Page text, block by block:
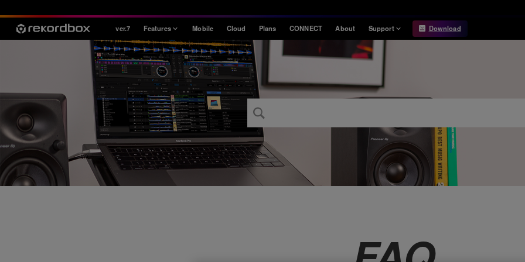
ver.7 Features
Style
House / Techno
Open Format
Mobile & Home
Professional
Mobile Cloud Plans CONNECT About Support
Information
Release Notes
Requirements
Download